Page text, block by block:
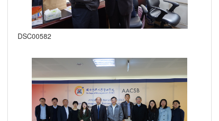
DSC00582